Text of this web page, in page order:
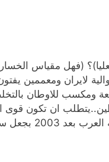
(فهل مقياس
لايران ومعممين
ومكسب للاوطان
ان تكون قوى
للعراق؟